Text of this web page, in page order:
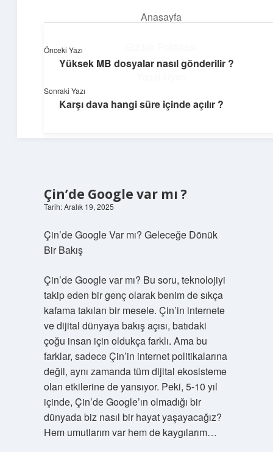
Anasayfa
Hakkımızda
Günlük İlham
Farklı bakış açılarıyla hayatı gör.
Çin’de Google var mı ?
Tarih: Aralık 19, 2025
Çin’de Google Var mı? Geleceğe Dönük
Bir Bakış
Çin’de Google var mı? Bu soru, teknolojiyi
takip eden bir genç olarak benim de sıkça
kafama takılan bir mesele. Çin’in internete
ve dijital dünyaya bakış açısı, batıdaki
çoğu insan için oldukça farklı. Ama bu
farklar, sadece Çin’in internet politikalarına
değil, aynı zamanda tüm dijital ekosisteme
olan etkilerine de yansıyor. Peki, 5-10 yıl
içinde, Çin’de Google’ın olmadığı bir
dünyada biz nasıl bir hayat yaşayacağız?
Hem umutlarım var hem de kaygılarım…
Önceki Yazı
Yüksek MB dosyalar nasıl gönderilir ?
Sonraki Yazı
Karşı dava hangi süre içinde açılır ?